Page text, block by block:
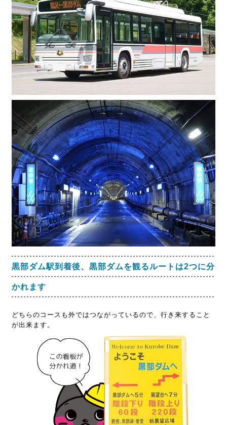
黒部ダム駅到着後、黒部ダムを観るルートは2つに分
かれます
どちらのコースも外ではつながっているので、行き来すること
が出来ます。